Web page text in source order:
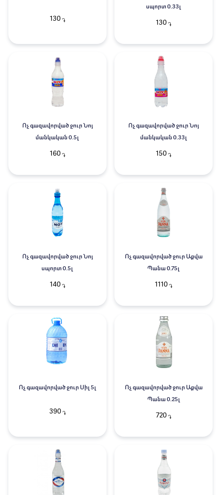
130֏
սպորտ 0.33լ
130 ֏
Ոչ գազավորված ջուր Նոյ
մանկական 0.5լ
160֏
Ոչ գազավորված ջուր Նոյ
մանկական 0.33լ
150 ֏
Ոչ գազավորված ջուր Նոյ
սպորտ 0.5լ
140֏
Ոչ գազավորված ջուր Աքվա
Պանա 0.75լ
1110 ֏
Ոչ գազավորված ջուր Սիլ 5լ
390֏
Ոչ գազավորված ջուր Աքվա
Պանա 0.25լ
720 ֏